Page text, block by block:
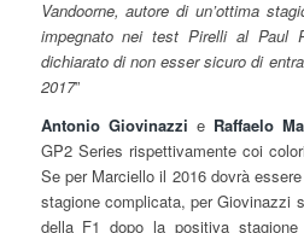
Vandoorne, autore di un’ottima
impegnato nei test Pirelli al Paul
dichiarato di non esser sicuro di
2017”
Antonio Giovinazzi e Raffaelo
GP2 Series rispettivamente coi
Se per Marciello il 2016 dovrà
stagione complicata, per Giovinazzi
della F1 dopo la positiva